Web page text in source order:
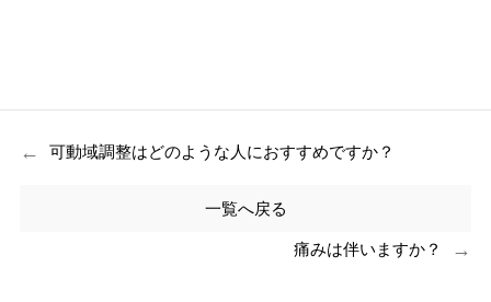
← 可動域調整はどのような人におすすめですか？
一覧へ戻る
痛みは伴いますか？ →